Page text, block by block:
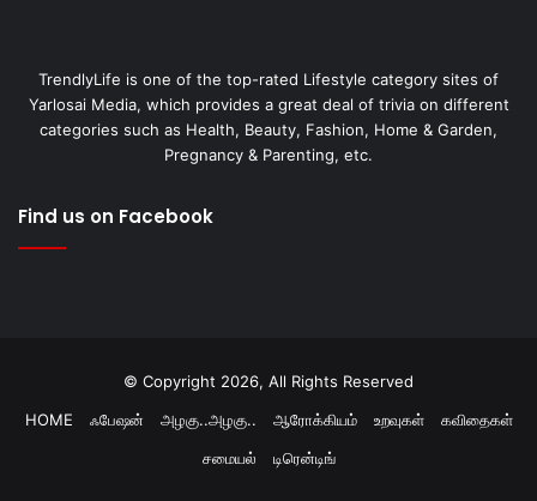
TrendlyLife is one of the top-rated Lifestyle category sites of
Yarlosai Media, which provides a great deal of trivia on different
categories such as Health, Beauty, Fashion, Home & Garden,
Pregnancy & Parenting, etc.
Find us on Facebook
© Copyright 2026, All Rights Reserved
HOME
ஃபேஷன் அழகு..அழகு.. ஆரோக்கியம் உறவுகள்
கவிதைகள்
சமையல்
டிரென்டிங்